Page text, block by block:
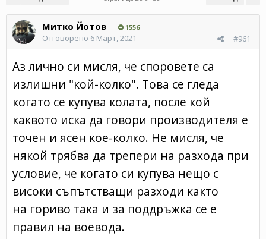
Митко Йотов 1556
#961
Отговорено 6 Март, 2021
Аз лично си мисля, че споровете са
излишни "кой-колко". Това се гледа
когато се купува колата, после кой
каквото иска да говори производителя е
точен и ясен кое-колко. Не мисля, че
някой трябва да трепери на разхода при
условие, че когато си купува нещо с
високи съпътстващи разходи както
на гориво така и за поддръжка се е
правил на воевода.